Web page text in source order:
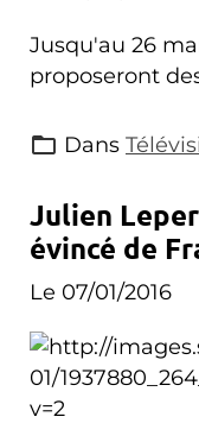
Jusqu'au 26
proposeront
Dans
Julien
évincé de
Le 07/01/2016